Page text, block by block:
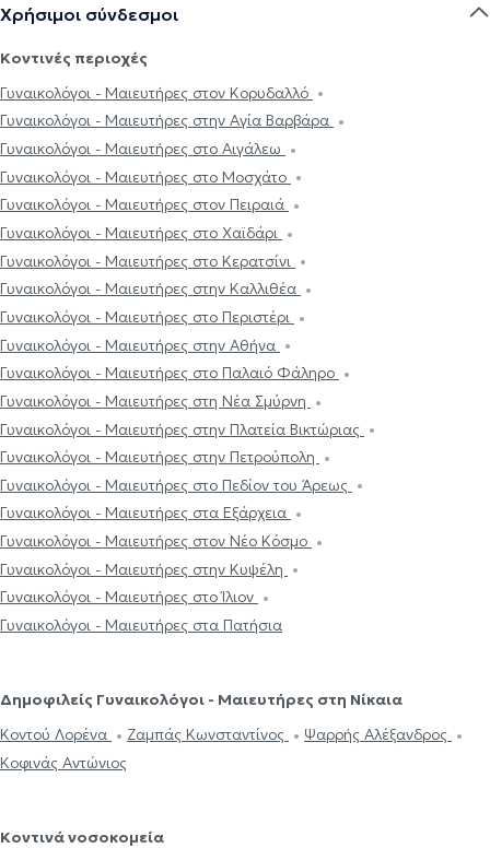
Χρήσιμοι σύνδεσμοι
Κοντινές περιοχές
Γυναικολόγοι - Μαιευτήρες στον Κορυδαλλό
Γυναικολόγοι - Μαιευτήρες στην Αγία Βαρβάρα
Γυναικολόγοι - Μαιευτήρες στο Αιγάλεω
Γυναικολόγοι - Μαιευτήρες στο Μοσχάτο
Γυναικολόγοι - Μαιευτήρες στον Πειραιά
Γυναικολόγοι - Μαιευτήρες στο Χαϊδάρι
Γυναικολόγοι - Μαιευτήρες στο Κερατσίνι
Γυναικολόγοι - Μαιευτήρες στην Καλλιθέα
Γυναικολόγοι - Μαιευτήρες στο Περιστέρι
Γυναικολόγοι - Μαιευτήρες στην Αθήνα
Γυναικολόγοι - Μαιευτήρες στο Παλαιό Φάληρο
Γυναικολόγοι - Μαιευτήρες στη Νέα Σμύρνη
Γυναικολόγοι - Μαιευτήρες στην Πλατεία Βικτώριας
Γυναικολόγοι - Μαιευτήρες στην Πετρούπολη
Γυναικολόγοι - Μαιευτήρες στο Πεδίον του Άρεως
Γυναικολόγοι - Μαιευτήρες στα Εξάρχεια
Γυναικολόγοι - Μαιευτήρες στον Νέο Κόσμο
Γυναικολόγοι - Μαιευτήρες στην Κυψέλη
Γυναικολόγοι - Μαιευτήρες στο Ίλιον
Γυναικολόγοι - Μαιευτήρες στα Πατήσια
Δημοφιλείς Γυναικολόγοι - Μαιευτήρες στη Νίκαια
Κοντού Λορένα
Ζαμπάς Κωνσταντίνος
Ψαρρής Αλέξανδρος
Κοφινάς Αντώνιος
Κοντινά νοσοκομεία